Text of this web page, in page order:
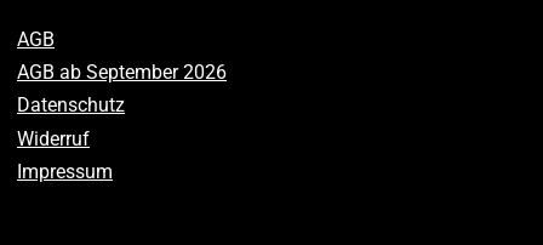
AGB
AGB ab September 2026
Datenschutz
Widerruf
Impressum